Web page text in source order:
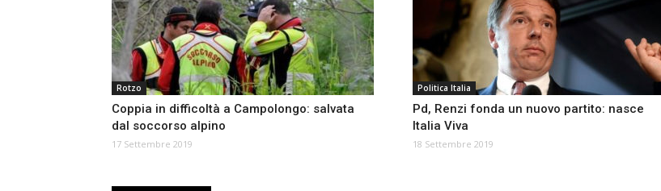
Rotzo
Coppia in difficoltà a Campolongo: salvata
dal soccorso alpino
17 Settembre 2019
Politica Italia
Pd, Renzi fonda un nuovo partito: nasce
Italia Viva
18 Settembre 2019